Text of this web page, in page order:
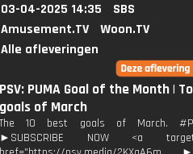
03-04-2025 14:35
SBS
Amusement.TV
Woon.TV
Alle afleveringen
PSV: PUMA Goal of the Month |
goals of March
The 10 best goals of March.
►SUBSCRIBE NOW <a